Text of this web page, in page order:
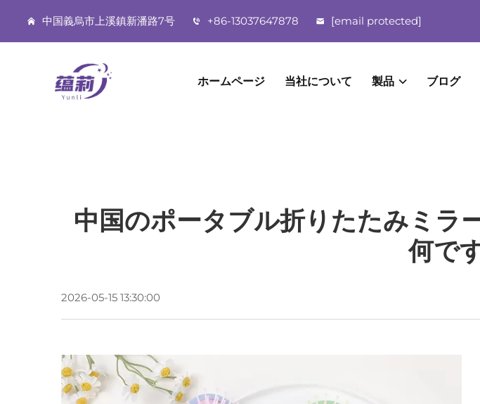
中国義烏市上溪鎮新潘路7号 +86-13037647878 [email protected]
ホームページ 当社について 製品 ブログ
中国のポータブル折りたたみミラ
何で
2026-05-15 13:30:00